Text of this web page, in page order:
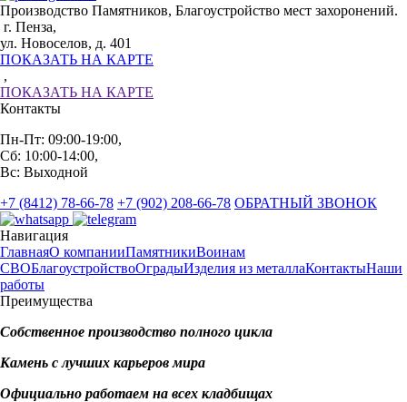
Производство Памятников, Благоустройство мест захоронений.
г. Пенза,
ул. Новоселов, д. 401
ПОКАЗАТЬ НА КАРТЕ
,
ПОКАЗАТЬ НА КАРТЕ
Контакты
Пн-Пт: 09:00-19:00,
Сб: 10:00-14:00,
Вс: Выходной
+7 (8412) 78-66-78 +7 (902) 208-66-78 ОБРАТНЫЙ ЗВОНОК
Навигация
ГлавнаяО компанииПамятникиВоинам
СВОБлагоустройствоОградыИзделия из металлаКонтактыНаши
работы
Преимущества
Собственное производство полного цикла
Камень с лучших карьеров мира
Официально работаем на всех кладбищах